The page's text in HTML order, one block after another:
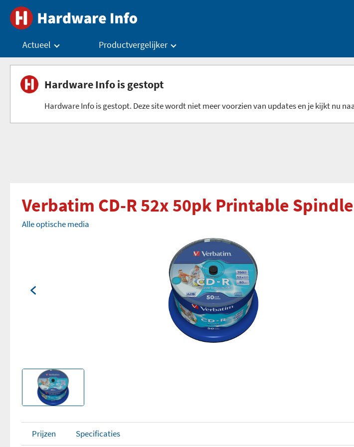
Actueel Productvergelijker
Hardware Info is gestopt
Hardware Info is gestopt. Deze site wordt niet meer voorzien van updates en je kijkt nu
Verbatim CD-R 52x 50pk Printable Spindle
Alle optische media
Prijzen Specificaties